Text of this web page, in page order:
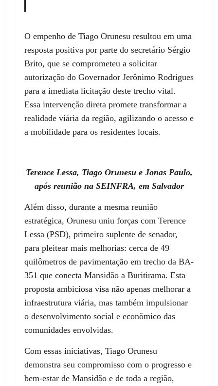
O empenho de Tiago Orunesu resultou em uma
resposta positiva por parte do secretário Sérgio
Brito, que se comprometeu a solicitar
autorização do Governador Jerônimo Rodrigues
para a imediata licitação deste trecho vital.
Essa intervenção direta promete transformar a
realidade viária da região, agilizando o acesso e
a mobilidade para os residentes locais.
Terence Lessa, Tiago Orunesu e Jonas Paulo,
após reunião na SEINFRA, em Salvador
Além disso, durante a mesma reunião
estratégica, Orunesu uniu forças com Terence
Lessa (PSD), primeiro suplente de senador,
para pleitear mais melhorias: cerca de 49
quilômetros de pavimentação em trecho da BA-
351 que conecta Mansidão a Buritirama. Esta
proposta ambiciosa visa não apenas melhorar a
infraestrutura viária, mas também impulsionar
o desenvolvimento social e econômico das
comunidades envolvidas.
Com essas iniciativas, Tiago Orunesu
demonstra seu compromisso com o progresso e
bem-estar de Mansidão e de toda a região,